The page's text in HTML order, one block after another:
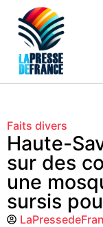
Faits divers
Haute-
sur des
une
sursis